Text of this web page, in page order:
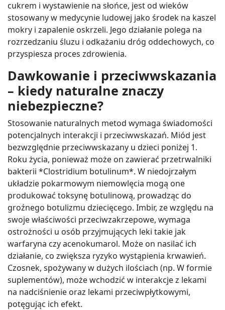
cukrem i wystawienie na słońce, jest od wieków
stosowany w medycynie ludowej jako środek na kaszel
mokry i zapalenie oskrzeli. Jego działanie polega na
rozrzedzaniu śluzu i odkażaniu dróg oddechowych, co
przyspiesza proces zdrowienia.
Dawkowanie i przeciwwskazania
– kiedy naturalne znaczy
niebezpieczne?
Stosowanie naturalnych metod wymaga świadomości
potencjalnych interakcji i przeciwwskazań. Miód jest
bezwzględnie przeciwwskazany u dzieci poniżej 1.
Roku życia, ponieważ może on zawierać przetrwalniki
bakterii *Clostridium botulinum*. W niedojrzałym
układzie pokarmowym niemowlęcia mogą one
produkować toksynę botulinową, prowadząc do
groźnego botulizmu dziecięcego. Imbir, ze względu na
swoje właściwości przeciwzakrzepowe, wymaga
ostrożności u osób przyjmujących leki takie jak
warfaryna czy acenokumarol. Może on nasilać ich
działanie, co zwiększa ryzyko wystąpienia krwawień.
Czosnek, spożywany w dużych ilościach (np. W formie
suplementów), może wchodzić w interakcje z lekami
na nadciśnienie oraz lekami przeciwpłytkowymi,
potęgując ich efekt.